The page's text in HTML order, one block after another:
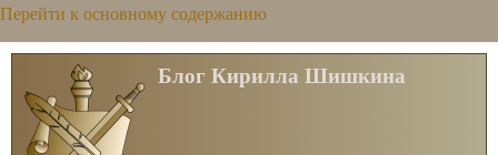
Перейти к основному содержанию
Блог Кирилла Шишкина